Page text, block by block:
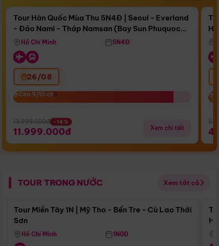
Còn15 ngày 17:32:58
Bay Sun Phuquoc Airways
Tour Hàn Quốc Mùa Thu 5N4Đ | Seoul - Everland
- Đảo Nami - Tháp Namsan (Bay Sun Phuquoc
Airways)
Hồ Chí Minh 5N4Đ
26/08
Còn 9/10 chỗ
Còn 9/10 chỗ
13.999.000đ -14%
11.999.000đ Xem chi tiết
TOUR TRONG NƯỚC Xem tất cả
Điểm nổi bật
Tour Miền Tây 1N | Mỹ Tho - Bến Tre - Cù Lao Thới
Sơn
Hồ Chí Minh 1N0Đ